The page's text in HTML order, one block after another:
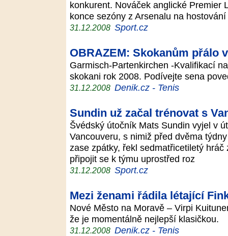
konkurent. Nováček anglické Premier
konce sezóny z Arsenalu na
31.12.2008 Sport.cz
OBRAZEM: Skokanům přálo
Garmisch-Partenkirchen -Kvalifikací
skokani rok 2008. Podívejte sena
31.12.2008 Denik.cz - Tenis
Sundin už začal trénovat s
Švédský útočník Mats Sundin vyjel v
Vancouveru, s nimiž před dvěma
zase zpátky, řekl sedmatřicetiletý
připojit se k týmu uprostřed roz
31.12.2008 Sport.cz
Mezi ženami řádila létající
Nové Město na Moravě – Virpi
že je momentálně nejlepší klasičkou.
31.12.2008 Denik.cz - Tenis